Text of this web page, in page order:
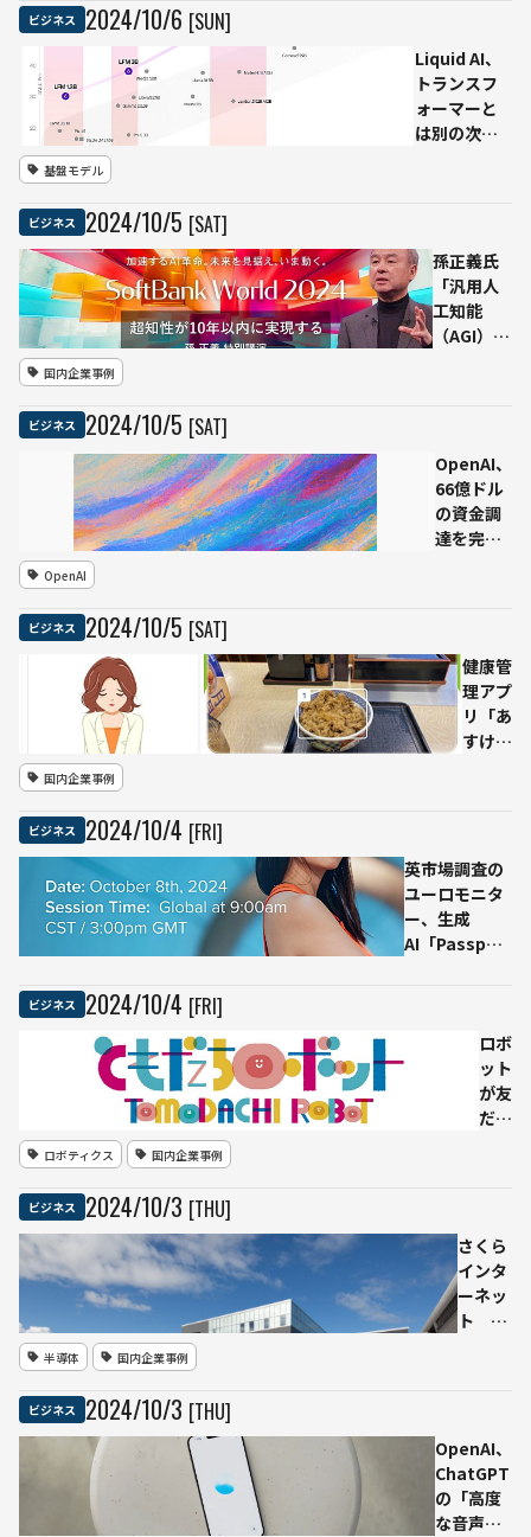
ビジネス 2024/10/6 [SUN]
Liquid AI、
トランスフ
ォーマーと
は別の次世
Models」発
表
基盤モデル
ビジネス 2024/10/5 [SAT]
孫正義氏
「汎用人
工知能
（AGI）が
年以内に
実現」と
予測 —
SoftBank
国内企業事例
ビジネス 2024/10/5 [SAT]
OpenAI、
66億ドル
の資金調
達を完了
野のリー
ダーシッ
プを強化
OpenAI
ビジネス 2024/10/5 [SAT]
健康管
理アプ
リ「あ
すけ
丼をグ
ラノー
ラと誤
認 ユ
わび投
国内企業事例
ビジネス 2024/10/4 [FRI]
英市場調査の
ユーロモニタ
ー、生成
AI「Passport
ビジネス 2024/10/4 [FRI]
ロボ
ット
が友
だち
込む
社会
へ
――「と
ロジ
ェク
ト」
始動
ロボティクス 国内企業事例
ビジネス 2024/10/3 [THU]
さくら
インタ
ーネッ
ト
調達
生成AI
向け
GPUク
半導体 国内企業事例
ビジネス 2024/10/3 [THU]
OpenAI、
ChatGPT
の「高度
な音声機